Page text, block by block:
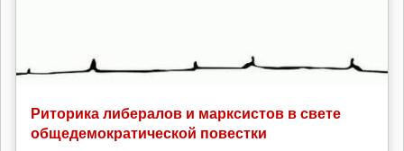
Риторика либералов и марксистов в свете
общедемократической повестки